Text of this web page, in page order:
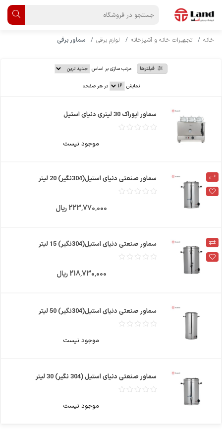
خانه تجهیزات خانه و آشپزخانه لوازم برقی سماور برقی
فیلترها مرتب سازی بر اساس
نمایش در هر صفحه
سماور اپوراک 30 لیتری دنیای استیل
موجود نیست
سماور صنعتی دنیای استیل(304نگیر) 20 لیتر
223٬770٬000 ریال
سماور صنعتی دنیای استیل(304نگیر) 15 لیتر
218٬730٬000 ریال
سماور صنعتی دنیای استیل(304نگیر) 50 لیتر
موجود نیست
سماور صنعتی دنیای استیل (304 نگیر) 30 لیتر
موجود نیست